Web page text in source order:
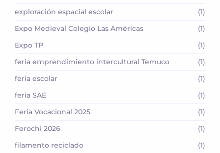
exploración espacial escolar
(1)
Expo Medieval Colegio Las Américas
(1)
Expo TP
(1)
feria emprendimiento intercultural Temuco
(1)
feria escolar
(1)
feria SAE
(1)
Feria Vocacional 2025
(1)
Ferochi 2026
(1)
filamento reciclado
(1)